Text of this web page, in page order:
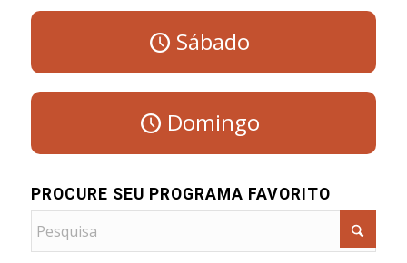
Sábado
Domingo
PROCURE SEU PROGRAMA FAVORITO